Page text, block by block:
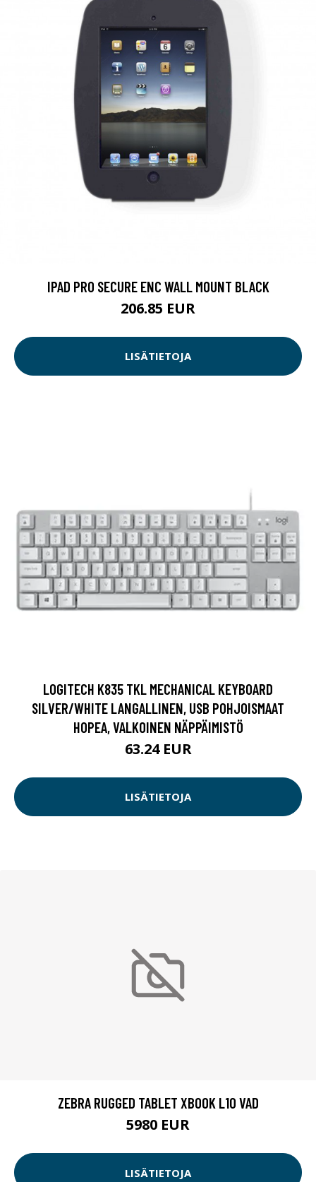
IPAD PRO SECURE ENC WALL MOUNT BLACK
206.85 EUR
LISÄTIETOJA
LOGITECH K835 TKL MECHANICAL KEYBOARD
SILVER/WHITE LANGALLINEN, USB POHJOISMAAT
HOPEA, VALKOINEN NÄPPÄIMISTÖ
63.24 EUR
LISÄTIETOJA
ZEBRA RUGGED TABLET XBOOK L10 VAD
5980 EUR
LISÄTIETOJA